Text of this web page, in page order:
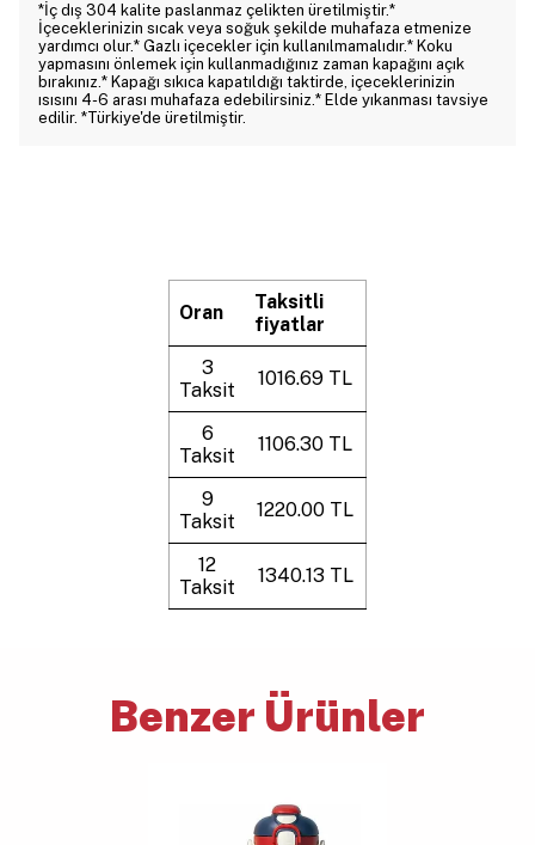
*İç dış 304 kalite paslanmaz çelikten üretilmiştir.*
İçeceklerinizin sıcak veya soğuk şekilde muhafaza etmenize
yardımcı olur.* Gazlı içecekler için kullanılmamalıdır.* Koku
yapmasını önlemek için kullanmadığınız zaman kapağını açık
bırakınız.* Kapağı sıkıca kapatıldığı taktirde, içeceklerinizin
ısısını 4-6 arası muhafaza edebilirsiniz.* Elde yıkanması tavsiye
edilir. *Türkiye'de üretilmiştir.
Oran
Taksitli
fiyatlar
3
Taksit
1016.69 TL
6
Taksit
1106.30 TL
9
Taksit
1220.00 TL
12
Taksit
1340.13 TL
Benzer Ürünler